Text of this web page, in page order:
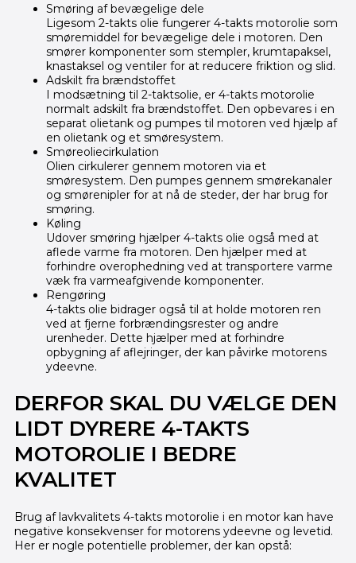
Smøring af bevægelige dele
Ligesom 2-takts olie fungerer 4-takts motorolie som
smøremiddel for bevægelige dele i motoren. Den
smører komponenter som stempler, krumtapaksel,
knastaksel og ventiler for at reducere friktion og slid.
Adskilt fra brændstoffet
I modsætning til 2-taktsolie, er 4-takts motorolie
normalt adskilt fra brændstoffet. Den opbevares i en
separat olietank og pumpes til motoren ved hjælp af
en olietank og et smøresystem.
Smøreoliecirkulation
Olien cirkulerer gennem motoren via et
smøresystem. Den pumpes gennem smørekanaler
og smørenipler for at nå de steder, der har brug for
smøring.
Køling
Udover smøring hjælper 4-takts olie også med at
aflede varme fra motoren. Den hjælper med at
forhindre overophedning ved at transportere varme
væk fra varmeafgivende komponenter.
Rengøring
4-takts olie bidrager også til at holde motoren ren
ved at fjerne forbrændingsrester og andre
urenheder. Dette hjælper med at forhindre
opbygning af aflejringer, der kan påvirke motorens
ydeevne.
DERFOR SKAL DU VÆLGE DEN
LIDT DYRERE 4-TAKTS
MOTOROLIE I BEDRE
KVALITET
Brug af lavkvalitets 4-takts motorolie i en motor kan have
negative konsekvenser for motorens ydeevne og levetid.
Her er nogle potentielle problemer, der kan opstå: